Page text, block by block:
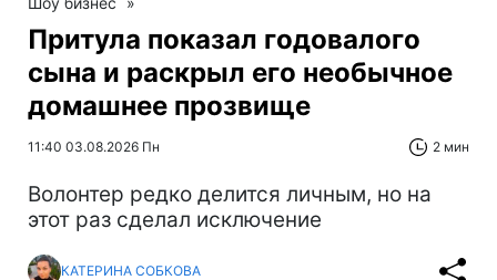
Притула показал годовалого
сына и раскрыл его необычное
домашнее прозвище
11:40 03.08.2026 Пн 2 мин
Волонтер редко делится личным, но на
этот раз сделал исключение
КАТЕРИНА СОБКОВА